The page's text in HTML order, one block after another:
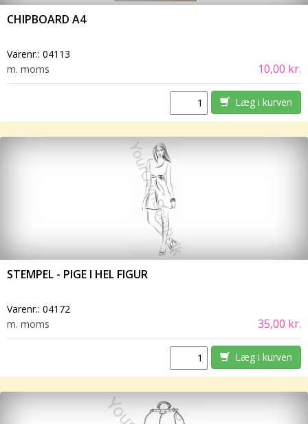
CHIPBOARD A4
Varenr.: 04113
m. moms
10,00 kr.
Læg i kurven
STEMPEL - PIGE I HEL FIGUR
Varenr.: 04172
m. moms
35,00 kr.
Læg i kurven